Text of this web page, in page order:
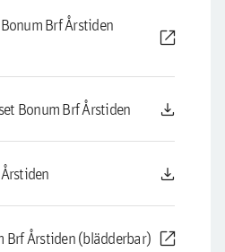
Brf Årstiden
open_in_new
Bonum Brf Årstiden download
download
Brf Årstiden (blädderbar) open_in_new